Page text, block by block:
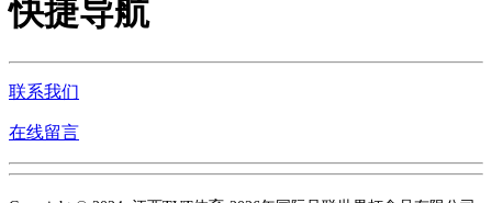
快捷导航
联系我们
在线留言